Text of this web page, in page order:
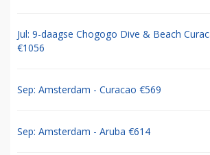
Jul: 9-daagse Chogogo Dive & Beach
€1056
Sep: Amsterdam - Curacao €569
Sep: Amsterdam - Aruba €614